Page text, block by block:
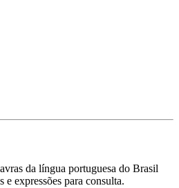
da língua portuguesa do Brasil
expressões para consulta.